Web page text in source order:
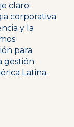
claro:
corporativa
y la
para
gestión
Latina.